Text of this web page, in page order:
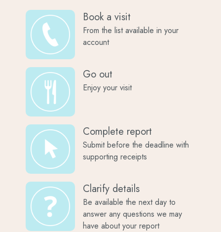
Book a visit
From the list available in your
account
Go out
Enjoy your visit
Complete report
Submit before the deadline with
supporting receipts
Clarify details
Be available the next day to
answer any questions we may
have about your report